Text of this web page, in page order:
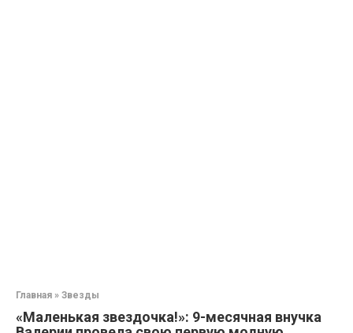
Главная » Звезды
«Маленькая звездочка!»: 9-месячная внучка